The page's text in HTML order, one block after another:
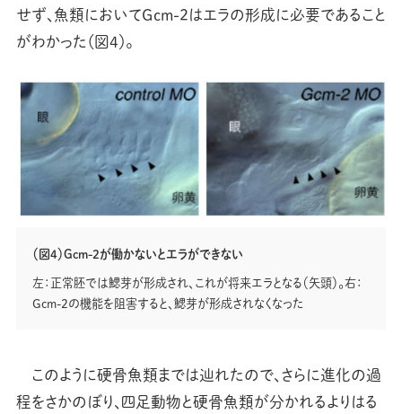
せず、魚類においてGcm-2はエラの形成に必要であること
がわかった（図4）。
（図4）Gcm-2が働かないとエラができない
左：正常胚では鰓芽が形成され、これが将来エラとなる（矢頭）。右：
Gcm-2の機能を阻害すると、鰓芽が形成されなくなった
このように硬骨魚類までは辿れたので、さらに進化の過
程をさかのぼり、四足動物と硬骨魚類が分かれるよりはる